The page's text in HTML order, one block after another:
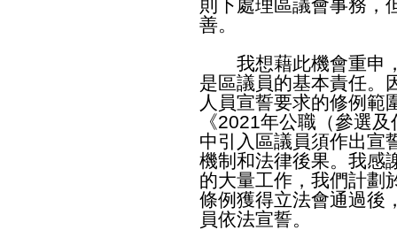
則下處理區議會事務，
善。
我想藉此機會重申，
是區議員的基本責任。
人員宣誓要求的修例範
《2021年公職（參選
中引入區議員須作出宣
機制和法律後果。我感
的大量工作，我們計劃
條例獲得立法會通過後
員依法宣誓。